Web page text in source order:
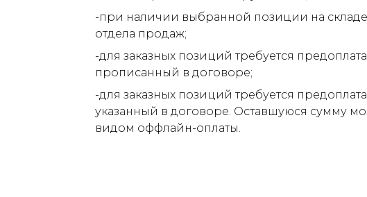
-при наличии выбранной позиции на
отдела продаж;
-для заказных позиций требуется
прописанный в договоре;
-для заказных позиций требуется
указанный в договоре. Оставшуюся сумму
видом оффлайн-оплаты.